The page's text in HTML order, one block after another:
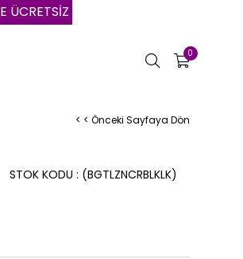
KARGO | VADE FARKSIZ 3 AYA
0
< < Önceki Sayfaya Dön
(BGTLZNCRBLKLK)
STOK KODU